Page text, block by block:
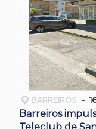
BARREIROS
Barreiros